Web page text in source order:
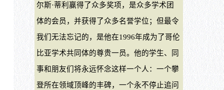
尔斯·蒂利赢得了众多奖项，是众多学术团
体的会员，并获得了众多名誉学位；但最令
我们无法忘记的，是他在1996年成为了哥伦
比亚学术共同体的尊贵一员。他的学生、同
事和朋友们将永远怀念这样一个人：一个攀
登所在领域顶峰的丰碑，一个永不停止追问